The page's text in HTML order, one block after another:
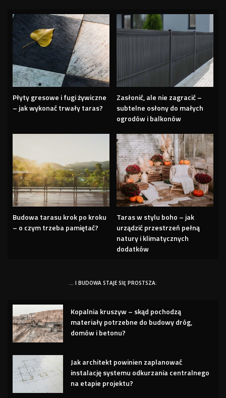
Płyty gresowe i fugi żywiczne
– jak wykonać trwały taras?
Zasłonić, ale nie zagracić –
subtelne osłony do małych
ogrodów i balkonów
Budowa tarasu krok po kroku
– o czym trzeba pamiętać?
Taras w stylu boho – jak
urządzić przestrzeń pełną
natury i klimatycznych
dodatków
… I BUDOWA STAJE SIĘ PROSTSZA:
Kopalnia kruszyw – skąd pochodzą
materiały potrzebne do budowy dróg,
domów i betonu?
Jak architekt powinien zaplanować
instalację systemu odkurzania centralnego
na etapie projektu?